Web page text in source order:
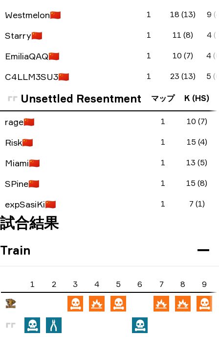
Westmelon🇨🇳 1 18 (13) 9
Starry🇨🇳 1 11 (8) 4
EmiliaQAQ🇨🇳 1 10 (7) 4
C4LLM3SU3🇨🇳 1 23 (13) 5
Unsettled Resentment マップ K (HS)
rage🇨🇳 1 10 (7)
Risk🇨🇳 1 15 (4)
Miami🇨🇳 1 13 (5)
SPine🇨🇳 1 15 (8)
expSasiKi🇨🇳 1 7 (1)
試合結果
Train
1 2 3 4 5 6 7 8 9